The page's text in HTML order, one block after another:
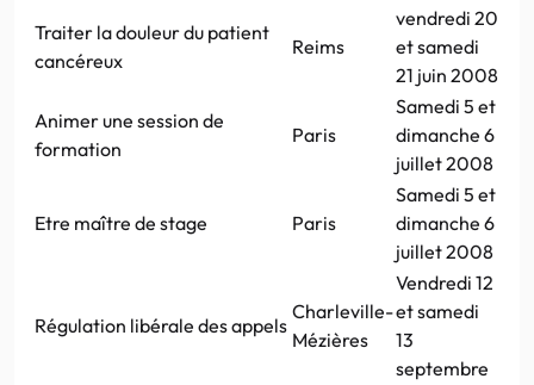
Traiter la douleur du patient
cancéreux
Reims
vendredi 20
et samedi
21 juin 2008
Animer une session de
formation
Paris
Samedi 5 et
dimanche 6
juillet 2008
Etre maître de stage Paris
Samedi 5 et
dimanche 6
juillet 2008
Régulation libérale des appels
Charleville-
Mézières
Vendredi 12
et samedi
13
septembre